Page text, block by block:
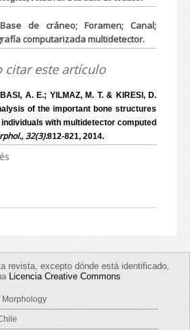
Base de cráneo; Foramen; Canal;
computarizada multidetector.
citar este artículo
A. E.; YILMAZ, M. T. & KIRESI, D.
of the important bone structures
with multidetector computed
32(3):812-821, 2014.
revista, excepto dónde está identificado,
Licencia Creative Commons
Morphology